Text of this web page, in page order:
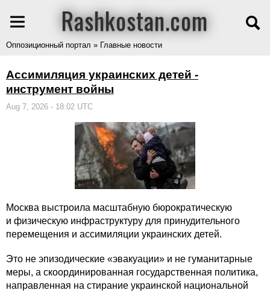
Rashkostan.com
Оппозиционный портал » Главные новости
Ассимиляция украинских детей -
инструмент войны
Aug 7, 2026 - 18:02 UTC
Москва выстроила масштабную бюрократическую
и физическую инфраструктуру для принудительного
перемещения и ассимиляции украинских детей.
Это не эпизодические «эвакуации» и не гуманитарные
меры, а скоординированная государственная политика,
направленная на стирание украинской национальной